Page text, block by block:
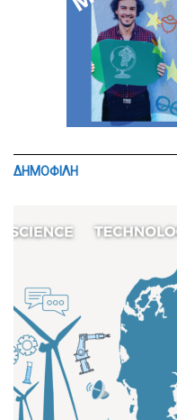
ΔΗΜΟΦΙΛΗ